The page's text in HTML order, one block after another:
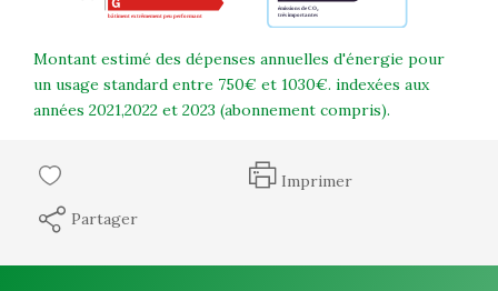
Montant estimé des dépenses annuelles d'énergie pour
un usage standard entre 750€ et 1030€. indexées aux
années 2021,2022 et 2023 (abonnement compris).
Imprimer
Partager